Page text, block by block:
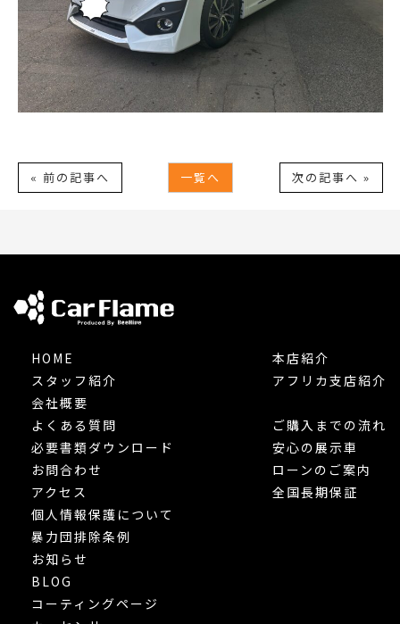
« 前の記事へ 一覧へ 次の記事へ »
HOME
スタッフ紹介
会社概要
本店紹介
アフリカ支店紹介
よくある質問
必要書類ダウンロード
お問合わせ
アクセス
個人情報保護について
暴力団排除条例
お知らせ
BLOG
ご購入までの流れ
安心の展示車
ローンのご案内
全国長期保証
コーティングページ